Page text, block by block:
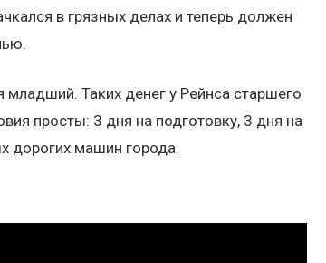
в грязных делах и теперь должен
Таких денег у Рейнса старшего
просты: 3 дня на подготовку, 3 дня на
дорогих машин города.